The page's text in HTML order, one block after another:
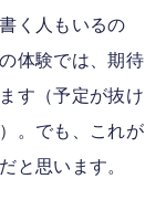
く人もいるの
体験では、期待
す（予定が抜け
。でも、これが
と思います。